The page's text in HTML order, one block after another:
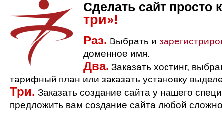
Сделать сайт просто
три»!
Раз. Выбрать и
доменное имя.
Два. Заказать хостинг,
тарифный план или заказать установку
Три. Заказать создание сайта у нашего
предложить вам создание сайта любой